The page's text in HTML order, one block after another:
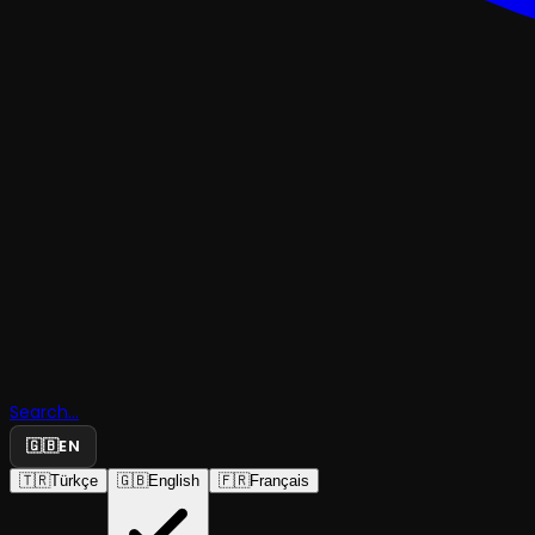
Search...
🇬🇧EN
🇹🇷Türkçe 🇬🇧English 🇫🇷Français
Sakın Bu!